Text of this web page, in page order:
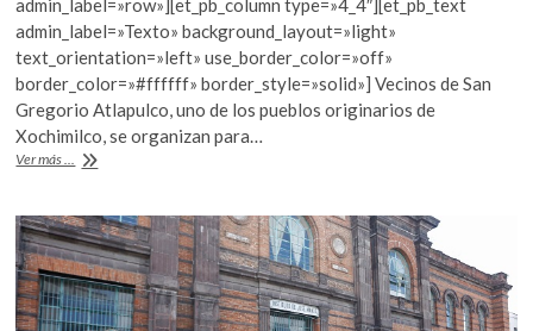
b
o
o
k
er s
A
p
p
admin_label=»Texto» background_layout=»light»
text_orientation=»left» use_border_color=»off»
border_color=»#ffffff» border_style=»solid»] Vecinos de San
Gregorio Atlapulco, uno de los pueblos originarios de
Xochimilco, se organizan para…
Ver más ...
San
en
imágenes